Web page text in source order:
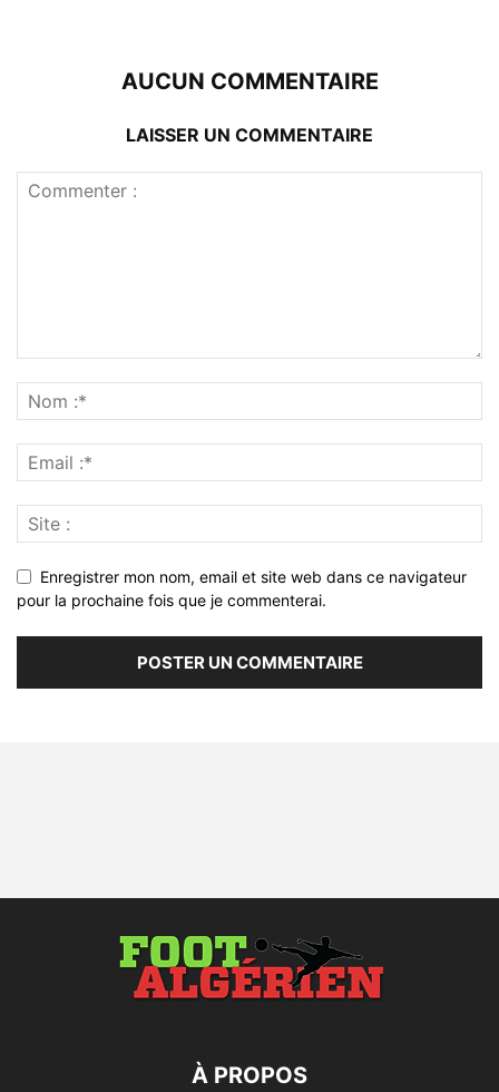
AUCUN COMMENTAIRE
LAISSER UN COMMENTAIRE
Enregistrer mon nom, email et site web dans ce navigateur
pour la prochaine fois que je commenterai.
À PROPOS